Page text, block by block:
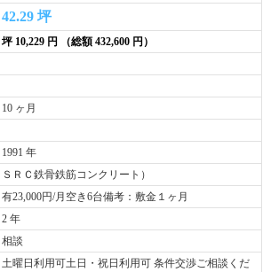
42.29 坪
坪 10,229 円 （総額 432,600 円）
10 ヶ月
1991 年
ＳＲＣ鉄骨鉄筋コンクリート）
有23,000円/月空き6台備考：敷金１ヶ月
2 年
相談
土曜日利用可土日・祝日利用可 条件交渉ご相談くだ